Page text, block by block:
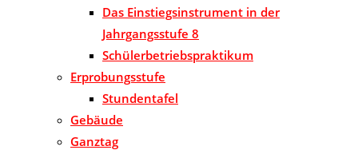
Das Einstiegsinstrument in der
Jahrgangsstufe 8
Schülerbetriebspraktikum
Erprobungsstufe
Stundentafel
Gebäude
Ganztag